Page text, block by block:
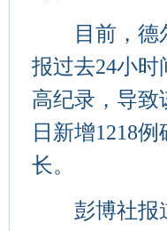
目前，德尔
报过去24小
高纪录，导致
日新增1218
长。
彭博社报道